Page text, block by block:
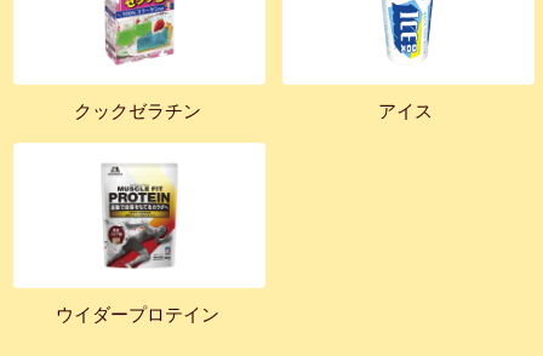
クックゼラチン アイス
ウイダープロテイン